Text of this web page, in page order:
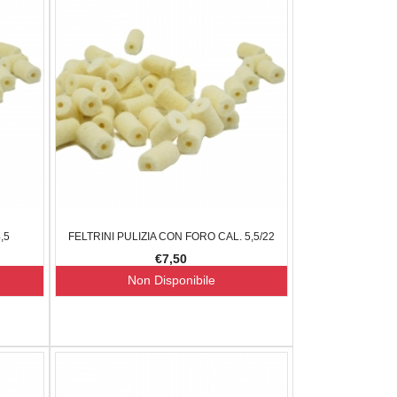
FELTRINI PULIZIA CON FORO CAL. 5,5/22
€7,50
Non Disponibile